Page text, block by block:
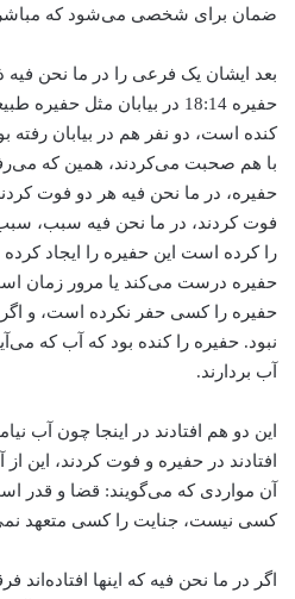
ضمان برای شخصی می‌شود که
بعد ایشان یک فرعی را در ما نحن
حفیره 18:14 در بیابان مثل
کنده است، دو نفر هم در بیابان رفته
با هم صحبت می‌کردند، همین که
حفیره، در ما نحن فیه هر دو فوت
فوت کردند، در ما نحن فیه سبب،
را کرده است این حفیره را ایجاد
حفیره درست می‌کند یا مرور زمان
حفیره را کسی حفر نکرده است، و
نبود. حفیره را کنده بود که آب که
آب بردارند.
این دو هم افتادند در اینجا چون آب
افتادند در حفیره و فوت کردند، این
آن مواردی که می‌گویند: قضا و قدر
کسی نیست، جنایت را کسی متعهد
اگر در ما نحن فیه که اینها افتاده‌اند